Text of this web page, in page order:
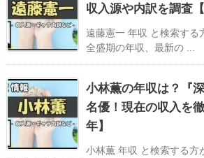
収入源や内訳を調査【
遠藤憲一 年収 と検索する
全盛期の年収、最新の ...
小林薫の年収は？『
名優！現在の収入を
年】
小林薫 年収 と検索する